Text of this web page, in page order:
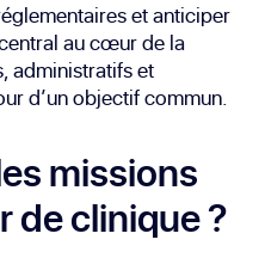
et anticiper
au cœur de la
administratifs et
d’un objectif commun.
missions
de clinique ?